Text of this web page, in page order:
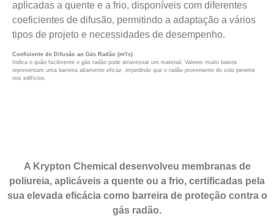
aplicadas a quente e a frio, disponíveis com diferentes
coeficientes de difusão, permitindo a adaptação a vários
tipos de projeto e necessidades de desempenho.
Coeficiente de Difusão ao Gás Radão (m²/s)
Indica o quão facilmente o gás radão pode atravessar um material. Valores muito baixos
representam uma barreira altamente eficaz, impedindo que o radão proveniente do solo penetre
nos edifícios.
A Krypton Chemical desenvolveu membranas de
poliureia, aplicáveis a quente ou a frio, certificadas pela
sua elevada eficácia como barreira de proteção contra o
gás radão.